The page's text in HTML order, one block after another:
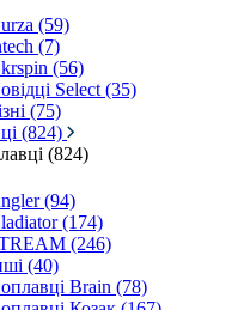
(59)
(7)
(56)
Select (35)
(75)
(824)
(824)
(94)
(174)
(246)
(40)
Brain (78)